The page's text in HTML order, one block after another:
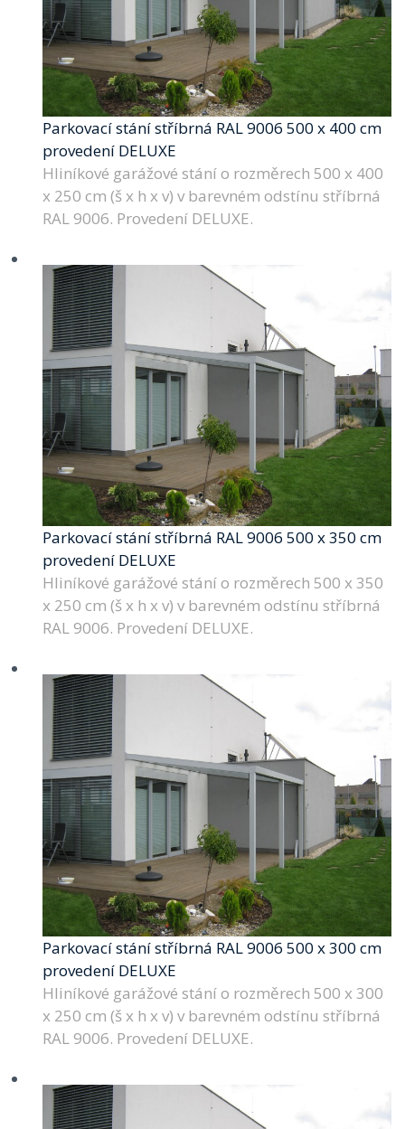
Parkovací stání stříbrná RAL 9006 500 x 400 cm
provedení DELUXE
Hliníkové garážové stání o rozměrech 500 x 400
x 250 cm (š x h x v) v barevném odstínu stříbrná
RAL 9006. Provedení DELUXE.
Parkovací stání stříbrná RAL 9006 500 x 350 cm
provedení DELUXE
Hliníkové garážové stání o rozměrech 500 x 350
x 250 cm (š x h x v) v barevném odstínu stříbrná
RAL 9006. Provedení DELUXE.
Parkovací stání stříbrná RAL 9006 500 x 300 cm
provedení DELUXE
Hliníkové garážové stání o rozměrech 500 x 300
x 250 cm (š x h x v) v barevném odstínu stříbrná
RAL 9006. Provedení DELUXE.